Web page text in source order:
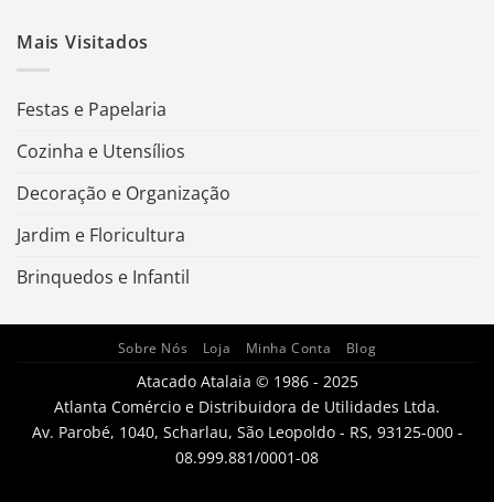
Mais Visitados
Festas e Papelaria
Cozinha e Utensílios
Decoração e Organização
Jardim e Floricultura
Brinquedos e Infantil
Sobre Nós Loja Minha Conta Blog
Atacado Atalaia © 1986 - 2025
Atlanta Comércio e Distribuidora de Utilidades Ltda.
Av. Parobé, 1040, Scharlau, São Leopoldo - RS, 93125-000 -
08.999.881/0001-08